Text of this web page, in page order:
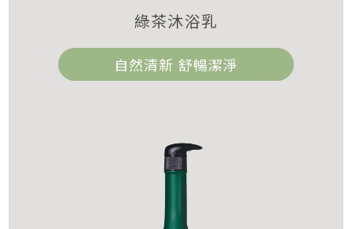
綠茶沐浴乳
自然清新 舒暢潔淨